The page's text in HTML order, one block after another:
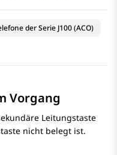
der Serie J100 (ACO)
Vorgang
Leitungstaste
nicht belegt ist.